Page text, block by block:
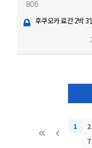
806
후쿠오카 료칸 2박 3
1 2
7